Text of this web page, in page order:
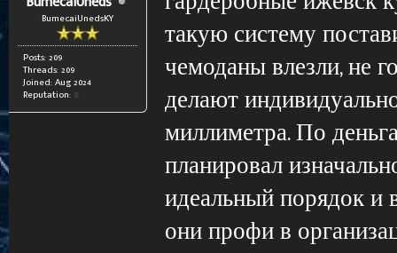
BumecaiUnedsKY
Posts: 209
Threads: 209
Joined: Aug 2024
Reputation: 0
такую систему
чемоданы влезли, не
делают
миллиметра. По
планировал
идеальный порядок и
они профи в